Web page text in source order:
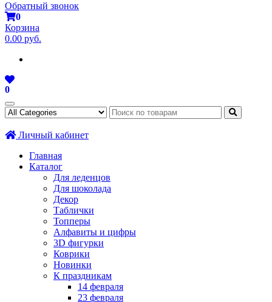
Обратный звонок
0
Корзина
0.00 руб.
0
Личный кабинет
Главная
Каталог
Для леденцов
Для шоколада
Декор
Таблички
Топперы
Алфавиты и цифры
3D фигурки
Коврики
Новинки
К праздникам
14 февраля
23 февраля